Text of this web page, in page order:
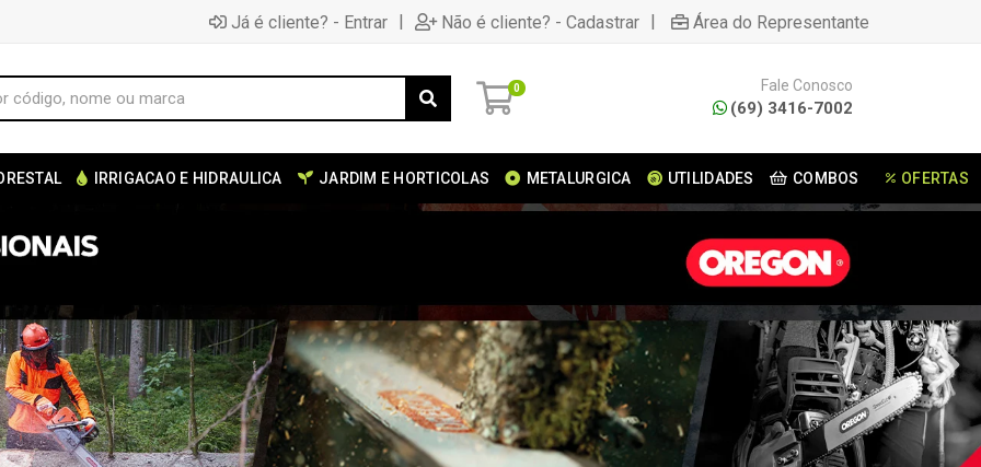
Já é cliente? - Entrar | Não é cliente? - Cadastrar | Área do Representante
0 Fale Conosco
(69) 3416-7002
IRRIGACAO E HIDRAULICA JARDIM E HORTICOLAS METALURGICA UTILIDADES COMBOS OFERTAS